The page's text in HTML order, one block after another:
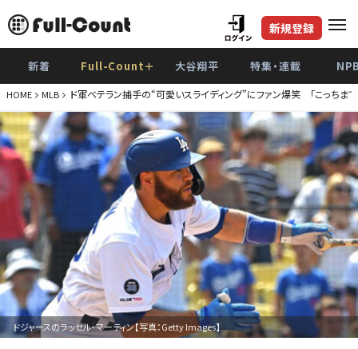
新規登録
新着 Full-Count＋ 大谷翔平 特集・連載
HOME MLB ド軍ベテラン捕手の“可愛いスライディング”にファン爆笑 「こっちま
ドジャースのラッセル・マーティン【写真：Getty Images】